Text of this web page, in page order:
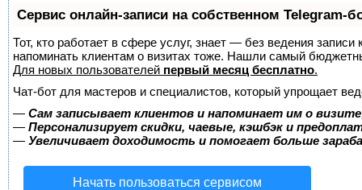
Сервис онлайн-записи на собственном Telegram-
Тот, кто работает в сфере услуг, знает — без ведения
напоминать клиентам о визитах тоже. Нашли самый
Для новых пользователей первый месяц бесплатно.
Чат-бот для мастеров и специалистов, который упрощает
— Сам записывает клиентов и напоминает им о
— Персонализирует скидки, чаевые, кэшбэк и
— Увеличивает доходимость и помогает больше
Начать пользоваться сервисом